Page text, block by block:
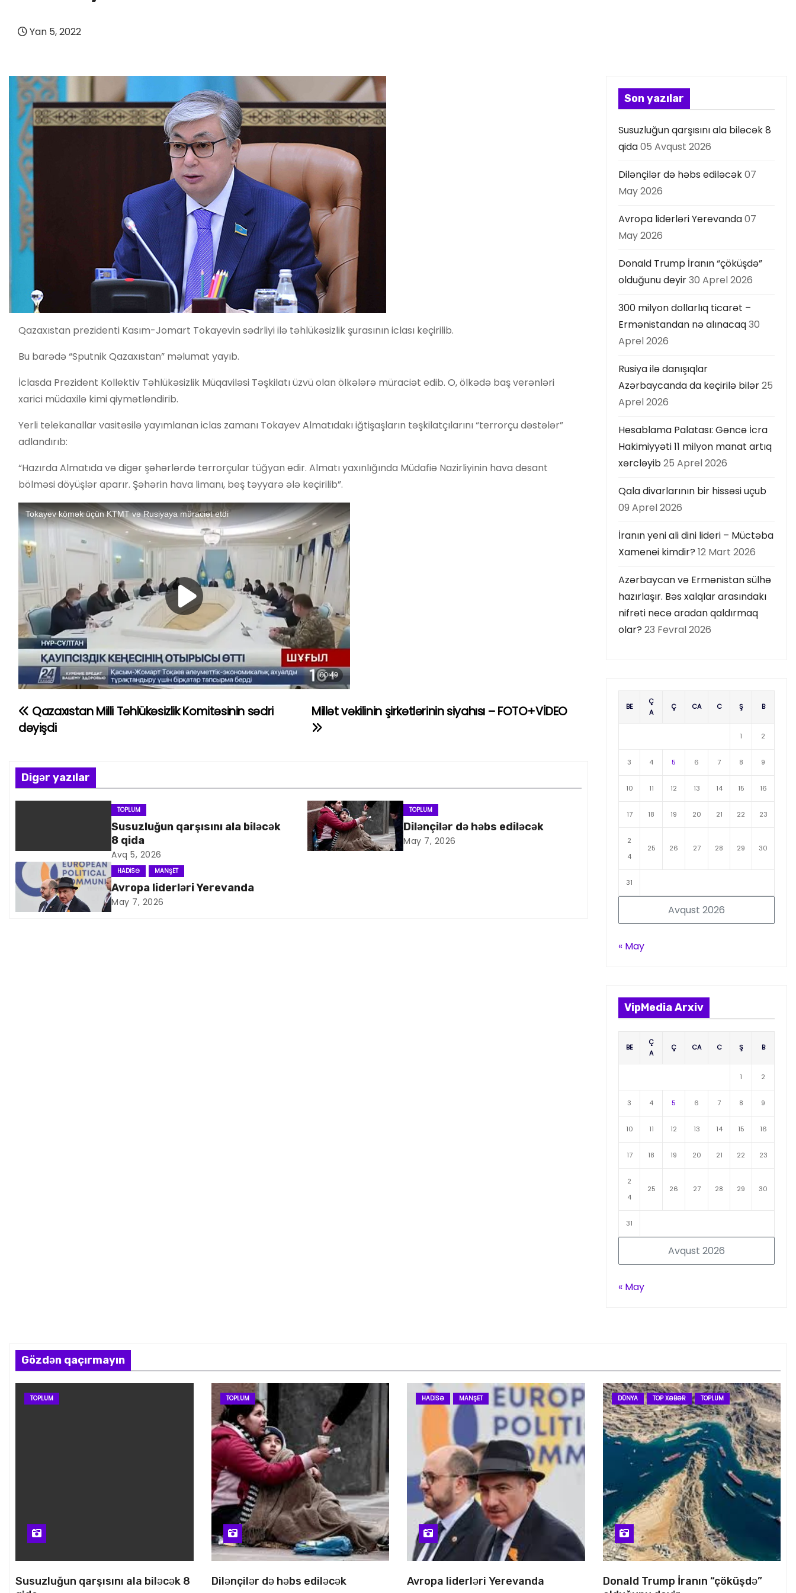
Yan 5, 2022
Qazaxıstan prezidenti Kasım-Jomart Tokayevin sədrliyi ilə təhlükəsizlik şurasının iclası keçirilib.
Bu barədə “Sputnik Qazaxıstan” məlumat yayıb.
İclasda Prezident Kollektiv Təhlükəsizlik Müqaviləsi Təşkilatı üzvü olan ölkələrə müraciət edib. O, ölkədə baş verənləri
xarici müdaxilə kimi qiymətləndirib.
Yerli telekanallar vasitəsilə yayımlanan iclas zamanı Tokayev Almatıdakı iğtişaşların təşkilatçılarını “terrorçu dəstələr”
adlandırıb:
“Hazırda Almatıda və digər şəhərlərdə terrorçular tüğyan edir. Almatı yaxınlığında Müdafiə Nazirliyinin hava desant
bölməsi döyüşlər aparır. Şəhərin hava limanı, beş təyyarə ələ keçirilib”.
Y
z
ı
v
i
q
Millət vəkilinin şirkətlərinin siyahısı – FOTO+VİDEO
Qazaxıstan Milli Təhlükəsizlik Komitəsinin sədri
dəyişdi
Digər yazılar
TOPLUM
Susuzluğun qarşısını ala biləcək
8 qida
Avq 5, 2026
TOPLUM
Dilənçilər də həbs ediləcək
May 7, 2026
HADISƏ MANŞET
Avropa liderləri Yerevanda
May 7, 2026
Son yazılar
Susuzluğun qarşısını ala biləcək 8
qida05 Avqust 2026
Dilənçilər də həbs ediləcək07
May 2026
Avropa liderləri Yerevanda07
May 2026
Donald Trump İranın “çöküşdə”
olduğunu deyir30 Aprel 2026
300 milyon dollarlıq ticarət –
Ermənistandan nə alınacaq30
Aprel 2026
Rusiya ilə danışıqlar
Azərbaycanda da keçirilə bilər25
Aprel 2026
Hesablama Palatası: Gəncə İcra
Hakimiyyəti 11 milyon manat artıq
xərcləyib25 Aprel 2026
Qala divarlarının bir hissəsi uçub
09 Aprel 2026
İranın yeni ali dini lideri – Müctəba
Xamenei kimdir? 12 Mart 2026
Azərbaycan və Ermənistan sülhə
hazırlaşır. Bəs xalqlar arasındakı
nifrəti necə aradan qaldırmaq
olar? 23 Fevral 2026
Avqust 2026
BE
Ç
A
Ç CA C Ş B
1 2
3 4 5 6 7 8 9
10 11 12 13 14 15 16
17 18 19 20 21 22 23
2
4
25 26 27 28 29 30
31
« May
VipMedia Arxiv
Avqust 2026
BE
Ç
A
Ç CA C Ş B
1 2
3 4 5 6 7 8 9
10 11 12 13 14 15 16
17 18 19 20 21 22 23
2
4
25 26 27 28 29 30
31
« May
Gözdən qaçırmayın
TOPLUM
Susuzluğun qarşısını ala biləcək 8
TOPLUM
Dilənçilər də həbs ediləcək
HADISƏ MANŞET
Avropa liderləri Yerevanda
DÜNYA TOP XƏBƏR TOPLUM
Donald Trump İranın “çöküşdə”